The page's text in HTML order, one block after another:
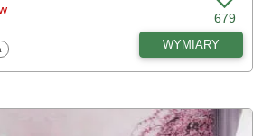
679
WYMIARY